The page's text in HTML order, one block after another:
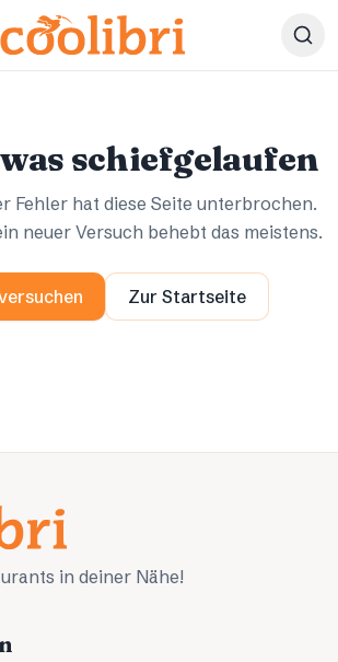
schiefgelaufen
Fehler hat diese Seite unterbrochen.
neuer Versuch behebt das meistens.
Zur Startseite
in deiner Nähe!